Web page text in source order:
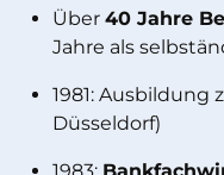
Über 40 Jahre
Jahre als
1981: Ausbildung
Düsseldorf)